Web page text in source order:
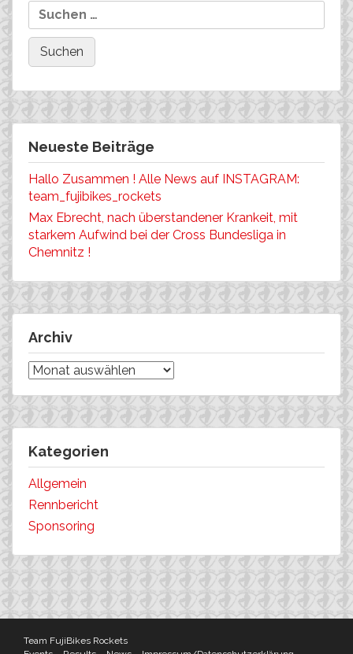
Neueste Beiträge
Hallo Zusammen ! Alle News auf INSTAGRAM:
team_fujibikes_rockets
Max Ebrecht, nach überstandener Krankeit, mit
starkem Aufwind bei der Cross Bundesliga in
Chemnitz !
Archiv
Archiv
Kategorien
Allgemein
Rennbericht
Sponsoring
Team FujiBikes Rockets